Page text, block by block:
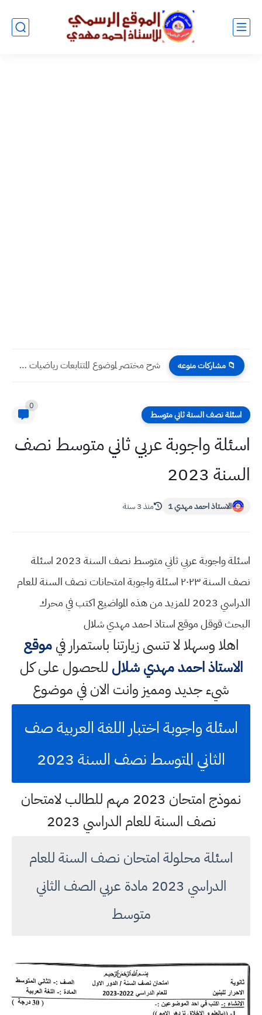
📁 مشاركات منوعه شرح مختصر لموضوع المتتابعات رياضيات ثالث متوسط شامل
اسئلة نصف السنة ثاني متوسط
0
اسئلة واجوبة عربي ثاني متوسط نصف
السنة 2023
الاستاذ احمد مهدي 1 منذ 3 سنة
اسئلة واجوبة عربي ثاني متوسط نصف السنة 2023 اسئلة
نصف السنة ٢٠٢٣ اسئلة واجوبة امتحانات نصف السنة للعام
الدراسي 2023 للمزيد من هذه المواضيع اكتب في محرك
البحث قوقل موقع استاذ احمد مهدي شلال
اهلا وسهلالا تنسى زيارتنا باستمرار فيموقع
الاستاذ احمد مهدي شلال للحصول على كل
شيء جديد ومميز وانت الان في موضوع
اسئلة واجوبة اختبار اللغة العربية صف
الثاني المتوسط نصف السنة 2023
نموذج امتحان 2023 مهم للطالب لامتحان
نصف السنة للعام الدراسي 2023
اسئلة محلولة امتحان نصف السنة للعام
الدراسي 2023 مادة عربي الصف الثاني
متوسط